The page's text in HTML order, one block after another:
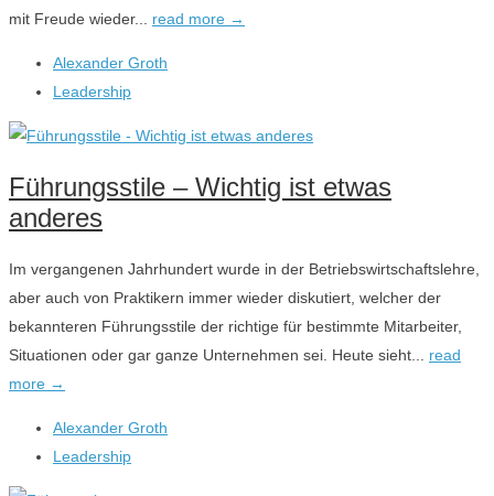
mit Freude wieder... read more →
Alexander Groth
Leadership
Führungsstile – Wichtig ist etwas
anderes
Im vergangenen Jahrhundert wurde in der Betriebswirtschaftslehre,
aber auch von Praktikern immer wieder diskutiert, welcher der
bekannteren Führungsstile der richtige für bestimmte Mitarbeiter,
Situationen oder gar ganze Unternehmen sei. Heute sieht... read
more →
Alexander Groth
Leadership